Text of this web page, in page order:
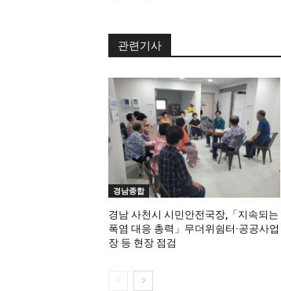
관련기사
경남종합
경남 사천시 시민안전국장,「지속되는
폭염 대응 총력」무더위쉼터·공공사업
장 등 현장 점검